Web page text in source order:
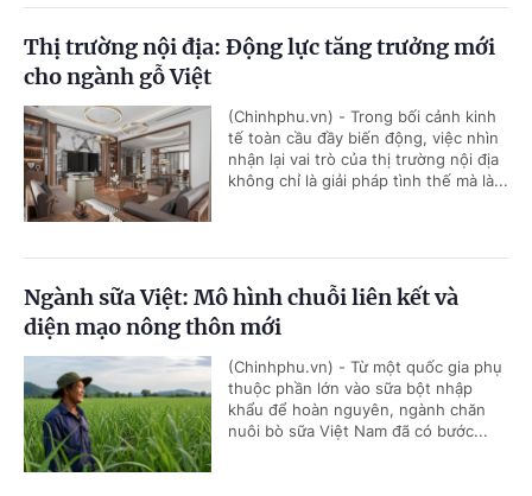
Thị trường nội địa: Động lực tăng trưởng mới
cho ngành gỗ Việt
(Chinhphu.vn) - Trong bối cảnh kinh
tế toàn cầu đầy biến động, việc nhìn
nhận lại vai trò của thị trường nội địa
không chỉ là giải pháp tình thế mà là...
Ngành sữa Việt: Mô hình chuỗi liên kết và
diện mạo nông thôn mới
(Chinhphu.vn) - Từ một quốc gia phụ
thuộc phần lớn vào sữa bột nhập
khẩu để hoàn nguyên, ngành chăn
nuôi bò sữa Việt Nam đã có bước...